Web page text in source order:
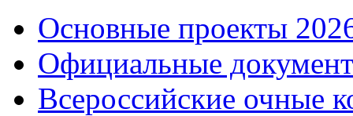
Основные проекты
Официальные
Всероссийские очные